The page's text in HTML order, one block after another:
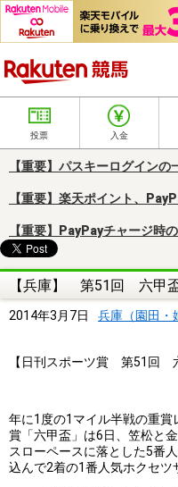
投票 入金
【重要】パスキーログインの
【重要】楽天ポイント、
【重要】PayPayチャージ時
【兵庫】 第51回 六甲
2014年3月7日 兵庫（園田・
【日刊スポーツ賞 第51回
年に1度の1マイル半戦の重
賞「六甲盃」は6日、笠松と
スローペースに落とした5番
込んで2着の1番人気ホクセツ